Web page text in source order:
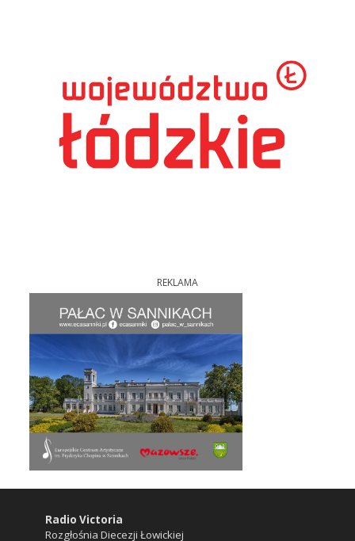
REKLAMA
Radio Victoria
Rozgłośnia Diecezji Łowickiej